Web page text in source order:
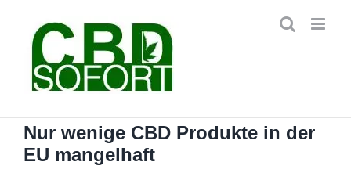
springen
Nur wenige CBD Produkte in der
EU mangelhaft